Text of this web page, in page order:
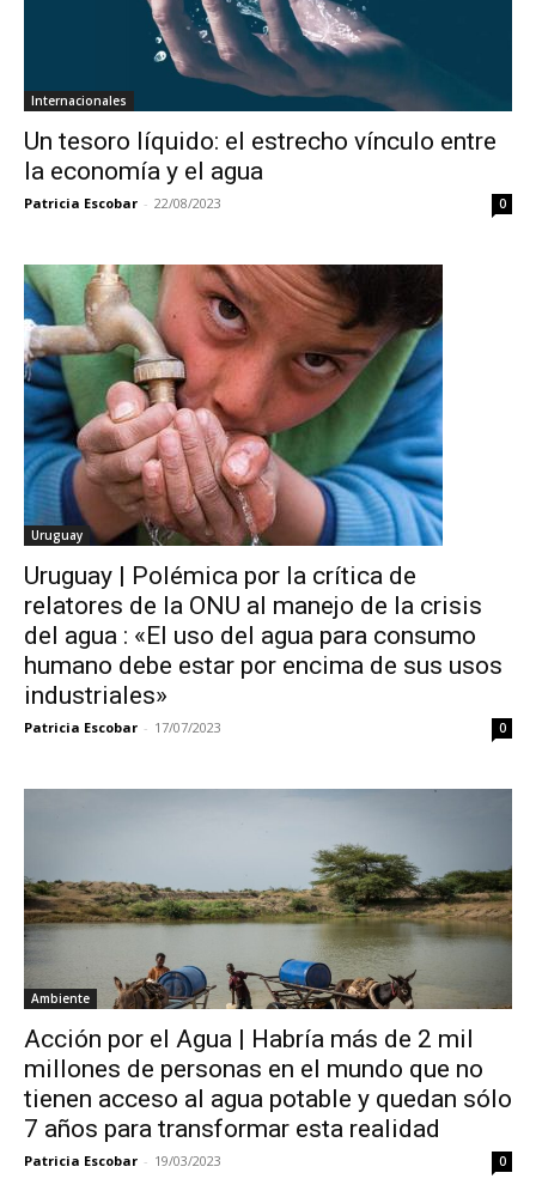
Internacionales
Un tesoro líquido: el estrecho vínculo entre
la economía y el agua
Patricia Escobar - 22/08/2023 0
Uruguay
Uruguay | Polémica por la crítica de
relatores de la ONU al manejo de la crisis
del agua : «El uso del agua para consumo
humano debe estar por encima de sus usos
industriales»
Patricia Escobar - 17/07/2023 0
Ambiente
Acción por el Agua | Habría más de 2 mil
millones de personas en el mundo que no
tienen acceso al agua potable y quedan sólo
7 años para transformar esta realidad
Patricia Escobar - 19/03/2023 0